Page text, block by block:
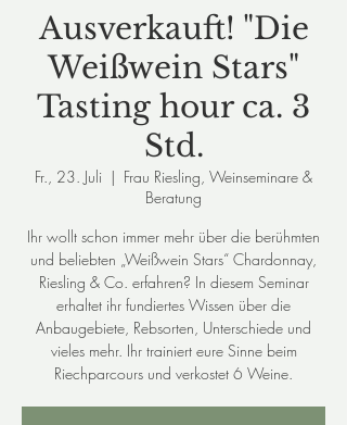
Ausverkauft! "Die
Weißwein Stars"
Tasting hour ca. 3
Std.
Fr., 23. Juli
  |
Frau Riesling, Weinseminare &
Beratung
Ihr wollt schon immer mehr über die berühmten
und beliebten „Weißwein Stars“ Chardonnay,
Riesling & Co. erfahren? In diesem Seminar
erhaltet ihr fundiertes Wissen über die
Anbaugebiete, Rebsorten, Unterschiede und
vieles mehr. Ihr trainiert eure Sinne beim
Riechparcours und verkostet 6 Weine.